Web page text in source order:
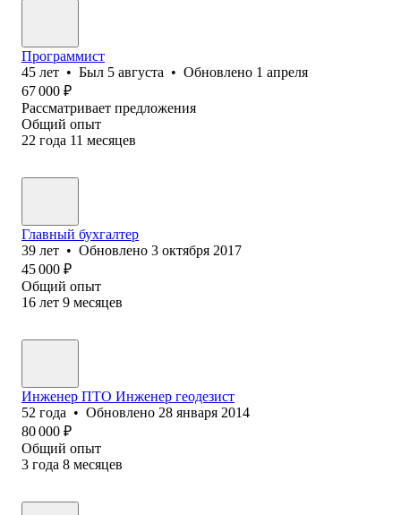
Программист
45 лет • Был 5 августа • Обновлено 1 апреля
67 000 ₽
Рассматривает предложения
Общий опыт
22 года 11 месяцев
Главный бухгалтер
39 лет • Обновлено 3 октября 2017
45 000 ₽
Общий опыт
16 лет 9 месяцев
Инженер ПТО Инженер геодезист
52 года • Обновлено 28 января 2014
80 000 ₽
Общий опыт
3 года 8 месяцев